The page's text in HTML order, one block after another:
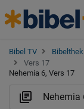
Bibel TV Bibelthek
Vers 17
Nehemia 6, Vers 17